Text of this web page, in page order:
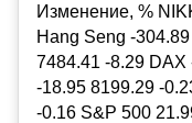
Изменение, %
Hang Seng -
7484.41 -8.29
-18.95 8199.29 -
-0.16 S&P 500